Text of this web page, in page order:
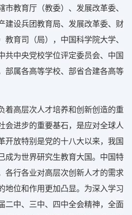
市教育厅（教委）、发展改革委、
建设兵团教育局、发展改革委、财
教育司（局），中国科学院大学、
共中央党校学位评定委员会、中国
部属各高等学校、部省合建各高等
高层次人才培养和创新创造的重
会进步的重要基石，是应对全球人
开放特别是党的十八大以来，我国
成为世界研究生教育大国。中国特
各行各业对高层次创新人才的需求
地位和作用更加凸显。为深入学习
二中、三中、四中全会精神，全面